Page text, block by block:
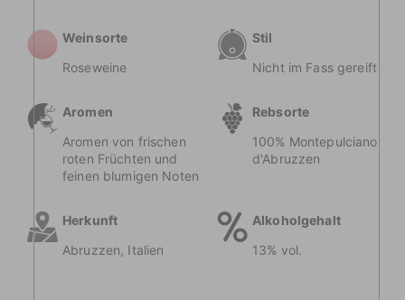
Weinsorte
Roseweine
Stil
Nicht im Fass gereift
Aromen
Aromen von frischen
roten Früchten und
feinen blumigen Noten
Rebsorte
100% Montepulciano
d'Abruzzen
Herkunft
Abruzzen, Italien
Alkoholgehalt
13% vol.